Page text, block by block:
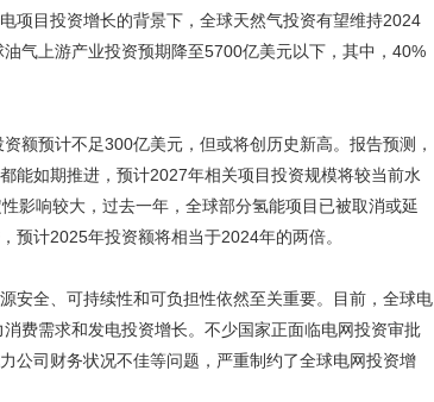
项目投资增长的背景下，全球天然气投资有望维持2024
气上游产业投资预期降至5700亿美元以下，其中，40%
额预计不足300亿美元，但或将创历史新高。报告预测，
能如期推进，预计2027年相关项目投资规模将较当前水
影响较大，过去一年，全球部分氢能项目已被取消或延
预计2025年投资额将相当于2024年的两倍。
安全、可持续性和可负担性依然至关重要。目前，全球电
费需求和发电投资增长。不少国家正面临电网投资审批
公司财务状况不佳等问题，严重制约了全球电网投资增